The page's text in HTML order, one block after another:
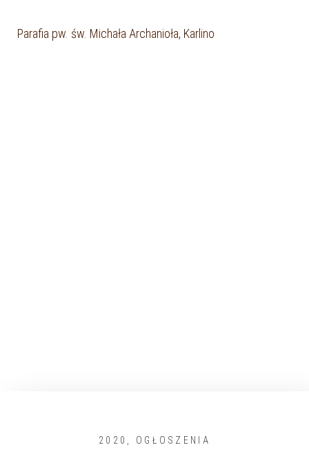
Parafia pw. św. Michała Archanioła, Karlino
2020 OGŁOSZENIA